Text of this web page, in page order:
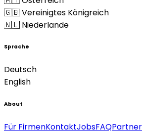
🇬🇧 Vereinigtes Königreich
🇳🇱 Niederlande
Sprache
Deutsch
English
About
Für FirmenKontaktJobsFAQ